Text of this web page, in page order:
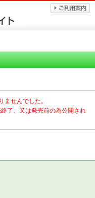
せんでした。
了、又は発売前の為公開され